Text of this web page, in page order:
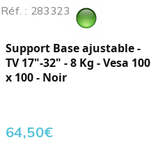
Réf. : 283323
Support Base ajustable -
TV 17"-32" - 8 Kg - Vesa 100
x 100 - Noir
64,50€